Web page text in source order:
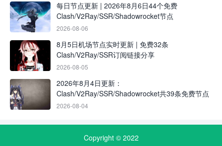
每日节点更新 | 2026年8月6日44个免费
Clash/V2Ray/SSR/Shadowrocket节点
2026-08-06
8月5日机场节点实时更新 | 免费32条
Clash/V2Ray/SSR订阅链接分享
2026-08-05
2026年8月4日更新：
Clash/V2Ray/SSR/Shadowrocket共39条免费节点
2026-08-04
Copyright © 2022